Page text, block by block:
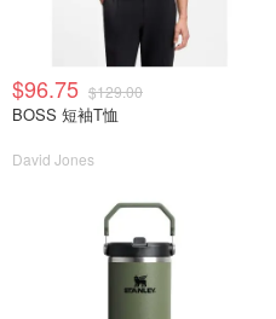
$96.75 $129.00
BOSS 短袖T恤
David Jones